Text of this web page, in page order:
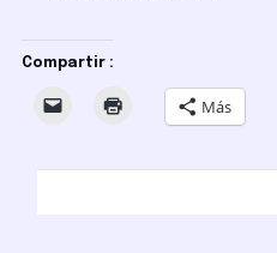
Compartir :
Más